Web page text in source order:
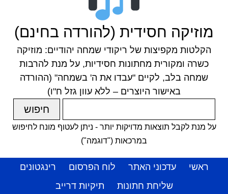
מוזיקה חסידית (להורדה בחינם)
הקלטות מקפיצות של ריקודי שמחה יהודיים: מוזיקה
כשרה ומקורית מחתונות חסידיות, על מנת להרבות
שמחה בלב, לקיים "עבדו את ה' בשמחה" (ההורדה
באישור היוצרים – ללא עוון גזל ח"ו)
על מנת לקבל תוצאות מדויקות יותר - ניתן לעטוף מונח לחיפוש
במרכאות ("דוגמה")
ראשי עדכוני האתר לוח הפרסום
רינגטונים
שליחת חתונות
תיקיות דרייב